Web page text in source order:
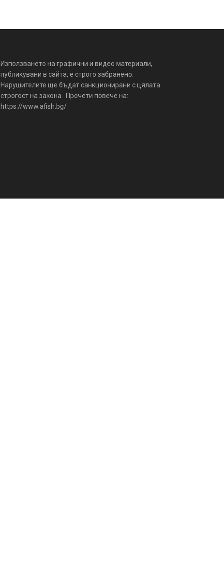
Използването на графични и видео материали,
публикувани в сайта, е строго забранено.
Нарушителите ще бъдат санкционирани с цялата
строгост на закона. Прочети повече на:
https://www.afish.bg/